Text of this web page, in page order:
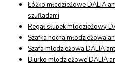
Łóżko młodzieżowe DALIA
szufladami
Regał słupek młodzieżowy
Szafka nocna młodzieżowa
Szafa młodzieżowa DALIA
Biurko młodzieżowe DALIA